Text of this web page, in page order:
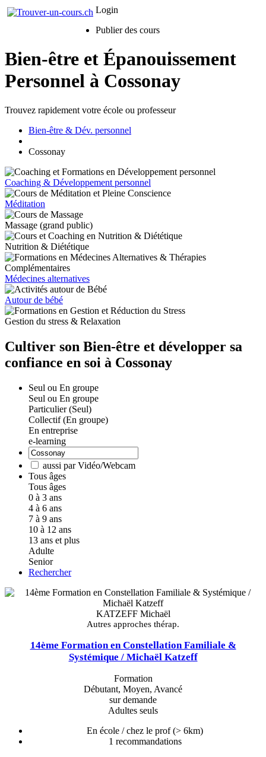
Login
Publier des cours
Bien-être et Épanouissement
Personnel à Cossonay
Trouvez rapidement votre école ou professeur
Bien-être & Dév. personnel
Cossonay
Coaching & Développement personnel
Méditation
Massage (grand public)
Nutrition & Diététique
Médecines alternatives
Autour de bébé
Gestion du stress & Relaxation
Cultiver son Bien-être et développer sa
confiance en soi à Cossonay
Seul ou En groupe
Seul ou En groupe
Particulier (Seul)
Collectif (En groupe)
En entreprise
e-learning
aussi par Vidéo/Webcam
Tous âges
Tous âges
0 à 3 ans
4 à 6 ans
7 à 9 ans
10 à 12 ans
13 ans et plus
Adulte
Senior
Rechercher
KATZEFF Michaël
Autres approches thérap.
14ème Formation en Constellation Familiale &
Systémique / Michaël Katzeff
Formation
Débutant, Moyen, Avancé
sur demande
Adultes seuls
En école / chez le prof(> 6km)
1 recommandations